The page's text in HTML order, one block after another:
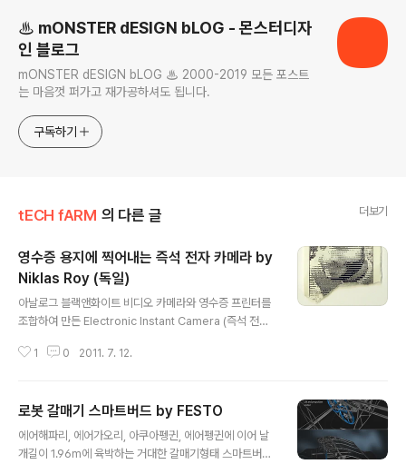
♨ mONSTER dESIGN bLOG - 몬스터디자
인 블로그
mONSTER dESIGN bLOG ♨ 2000-2019 모든 포스트
는 마음껏 퍼가고 재가공하셔도 됩니다.
구독하기
tECH fARM 의 다른 글 더보기
영수증 용지에 찍어내는 즉석 전자 카메라 by
Niklas Roy (독일)
아날로그 블랙앤화이트 비디오 카메라와 영수증 프린터를
조합하여 만든 Electronic Instant Camera (즉석 전자
중간쯤 될 법 싶은데, 카메라에는 사진을 담는 필름이나 메
3분이상 그대로 멈춰있어야 한다는 것... http://www.nikl
asroy.com/project/103/electronic_instant_came
ra 디자이너 : Niklas Roy (독일)
1 0 2011. 7. 12.
로봇 갈매기 스마트버드 by FESTO
에어해파리, 에어가오리, 아쿠아펭귄, 에어펭귄에 이어 날
개길이 1.96m에 육박하는 거대한 갈매기형태 스마트버드